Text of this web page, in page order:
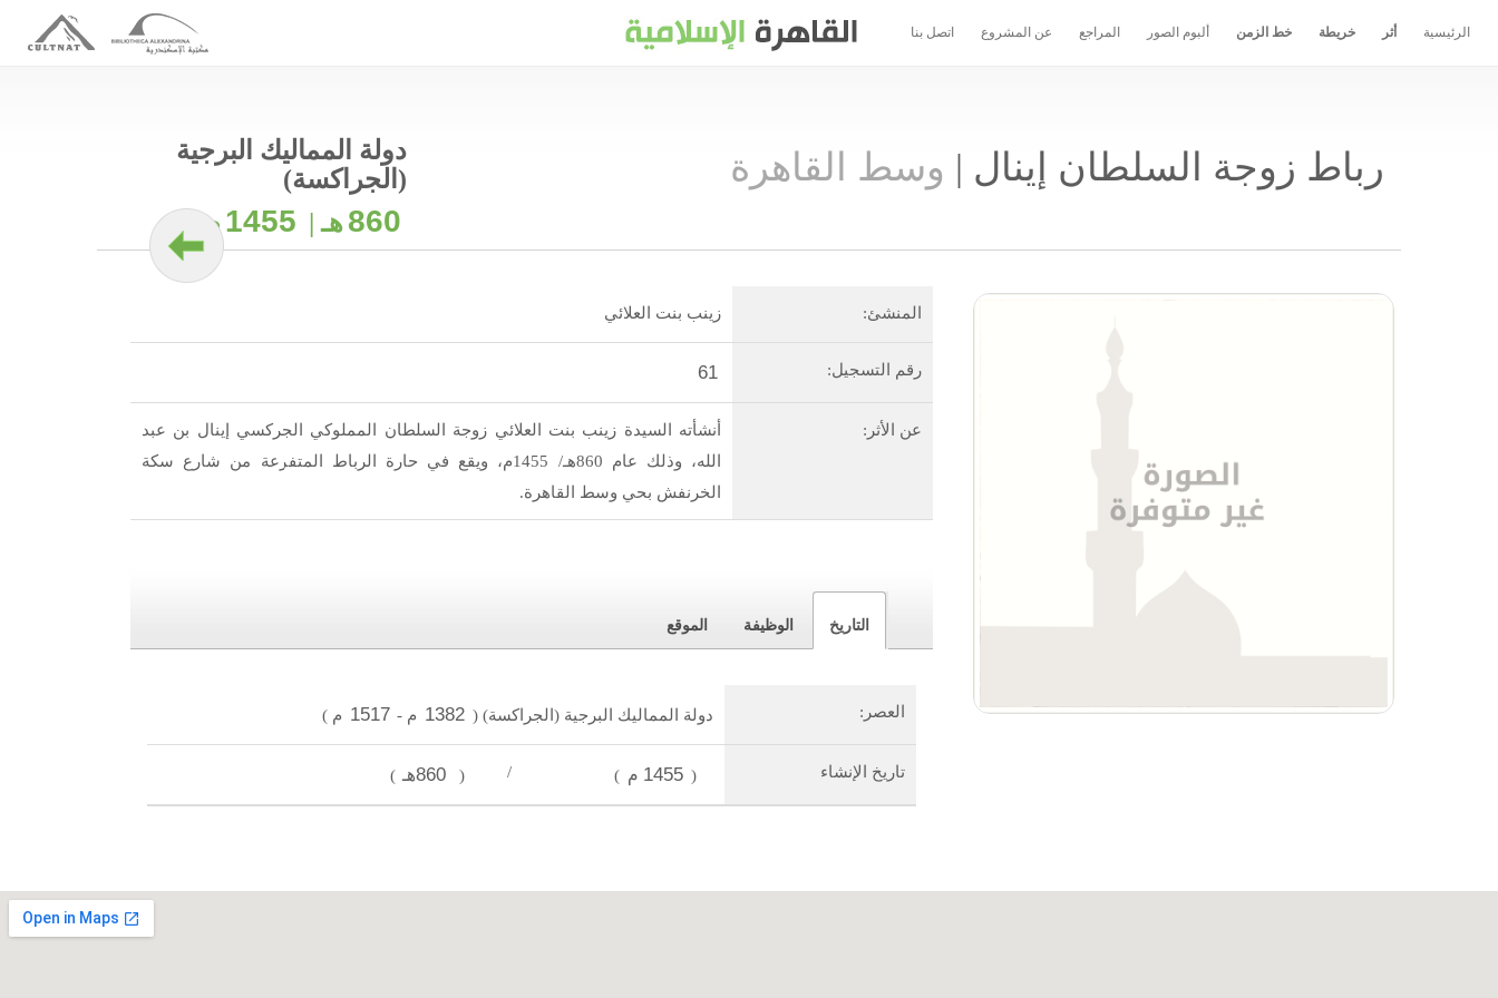
الرئيسية أثر خريطة خط الزمن ألبوم الصور المراجع عن المشروع اتصل بنا
رباط زوجة السلطان إينال | وسط القاهرة
دولة المماليك البرجية
(الجراكسة)
860هـ | 1455م
المنشئ: زينب بنت العلائي
رقم التسجيل: 61
عن الأثر:
أنشأته السيدة زينب بنت العلائي زوجة السلطان المملوكي الجركسي إينال بن عبد
الله، وذلك عام 860هـ/ 1455م، ويقع في حارة الرباط المتفرعة من شارع سكة
الخرنفش بحي وسط القاهرة.
التاريخ الوظيفة الموقع
العصر: دولة المماليك البرجية (الجراكسة) (
1382 م -
1517 م )
تاريخ الإنشاء ( 1455م )
/
( 860هـ )